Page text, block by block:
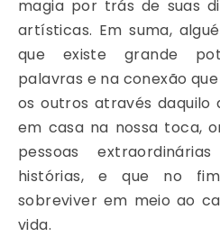
magia por trás de suas
artísticas. Em suma,
que existe grande
palavras e na conexão
os outros através daquilo
em casa na nossa toca,
pessoas
histórias, e que no
sobreviver em meio ao
vida.